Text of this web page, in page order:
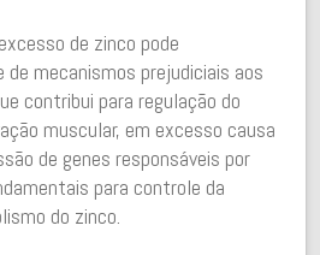
de zinco pode
de mecanismos prejudiciais aos
contribui para regulação do
muscular, em excesso causa
de genes responsáveis por
para controle da
do zinco.